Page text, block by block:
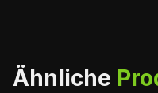
Ähnliche